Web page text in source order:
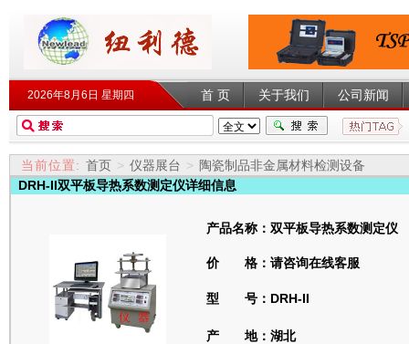
2026年8月6日 星期四 首 页 关于我们 公司新闻
当前位置: 首页 > 仪器展台 > 陶瓷制品非金属材料检测设备
DRH-II双平板导热系数测定仪详细信息
产品名称：双平板导热系数测定仪
价 格：请咨询在线客服
型 号：DRH-II
产 地：湖北